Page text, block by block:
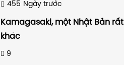
455 Ngày trước
Kamagasaki, một Nhật Bản rất
khác
9